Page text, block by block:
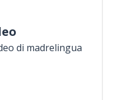
di madrelingua